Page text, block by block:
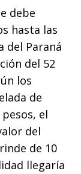
debe
hasta las
del Paraná
del 52
los
de
el
del
de 10
llegaría